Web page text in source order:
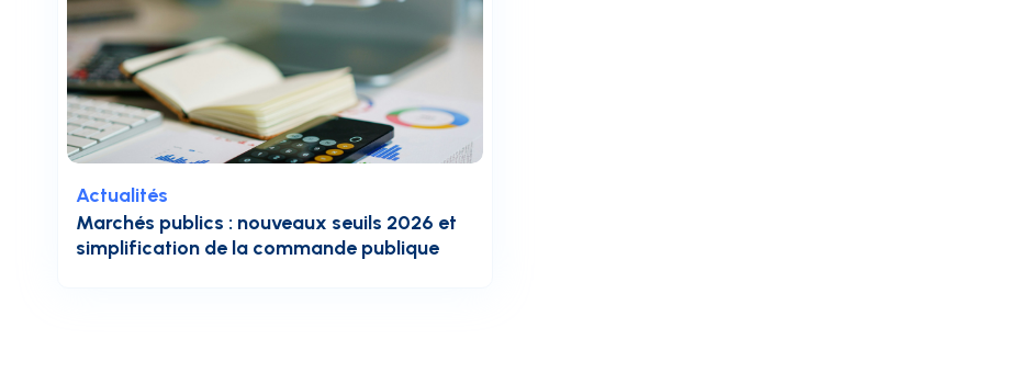
Marchés publics : nouveaux seuils 2026 et
simplification de la commande publique
Actualités